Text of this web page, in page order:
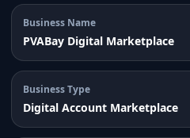
Business Name
PVABay Digital Marketplace
Business Type
Digital Account Marketplace